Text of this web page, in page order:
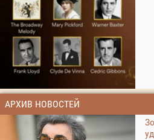
АРХИВ НОВОСТЕЙ